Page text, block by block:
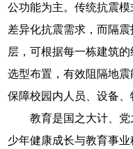
公功能为主。传统抗震
差异化抗震需求，而隔
层，可根据每一栋建筑
选型布置，有效阻隔地
保障校园内人员、设备、
教育是国之大计、
少年健康成长与教育事